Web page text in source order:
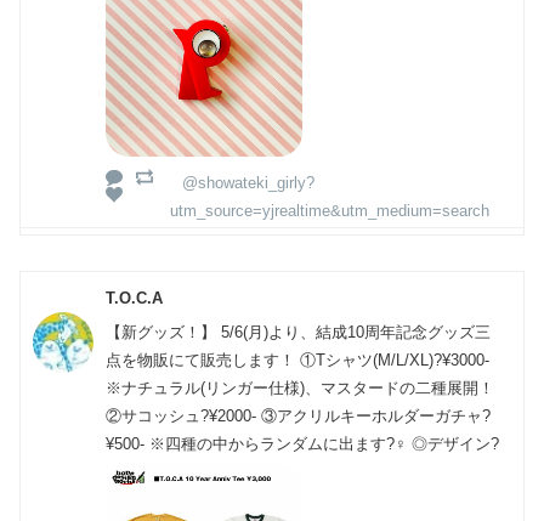
@showateki_girly?
utm_source=yjrealtime&utm_medium=search
T.O.C.A
【新グッズ！】 5/6(月)より、結成10周年記念グッズ三
点を物販にて販売します！ ①Tシャツ(M/L/XL)?¥3000-
※ナチュラル(リンガー仕様)、マスタードの二種展開！
②サコッシュ?¥2000- ③アクリルキーホルダーガチャ?
¥500- ※四種の中からランダムに出ます?‍♀️ ◎デザイン?